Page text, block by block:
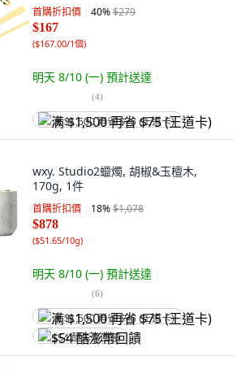
首購折扣價 40%$279
$167
($167.00/1個)
明天 8/10 (一) 預計送達
(4)
满 $1,500 再省 $75 (王道卡)
wxy. Studio2蠟燭, 胡椒&玉檀木,
170g, 1件
首購折扣價 18%$1,078
$878
($51.65/10g)
明天 8/10 (一) 預計送達
(6)
满 $1,500 再省 $75 (王道卡)
$54 酷澎幣回饋